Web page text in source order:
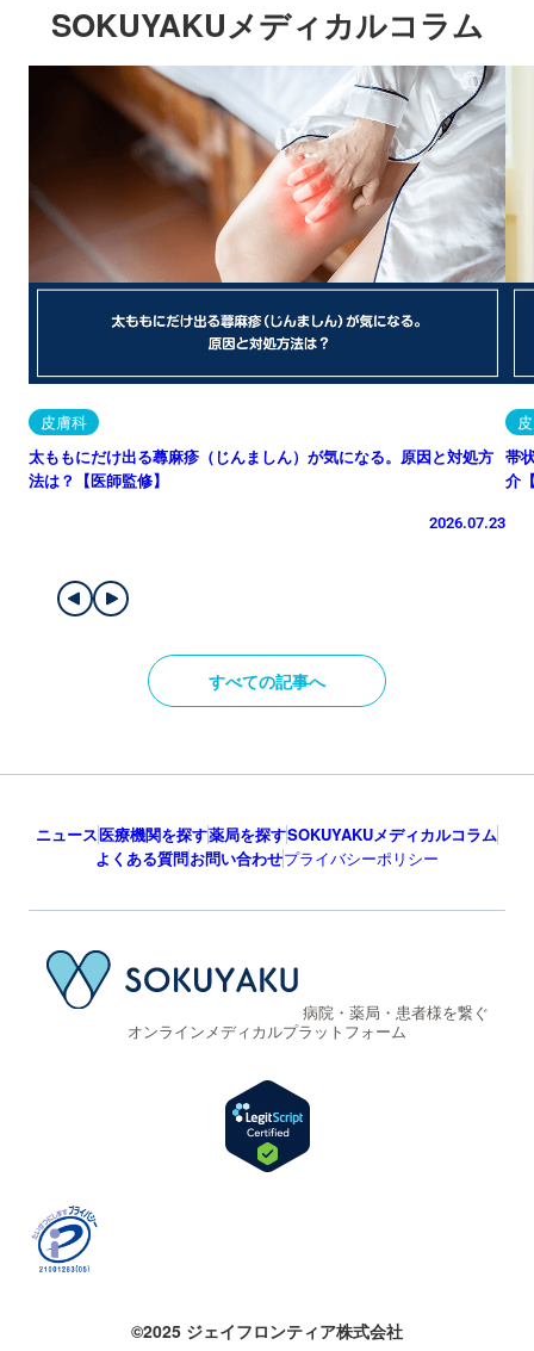
SOKUYAKUメディカルコラム
皮膚科
太ももにだけ出る蕁麻疹（じんましん）が気になる。原因と対処方
法は？【医師監修】
2026.07.23
帯
介
すべての記事へ
ニュース医療機関を探す薬局を探すSOKUYAKUメディカルコラム
よくある質問お問い合わせプライバシーポリシー
病院・薬局・患者様を繋ぐ
オンラインメディカルプラットフォーム
©2025 ジェイフロンティア株式会社